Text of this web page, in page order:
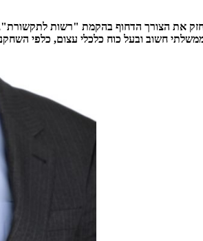
את הצורך הדחוף בהקמת "רשות
חשוב ובעל כוח כלכלי עצום, כלפי